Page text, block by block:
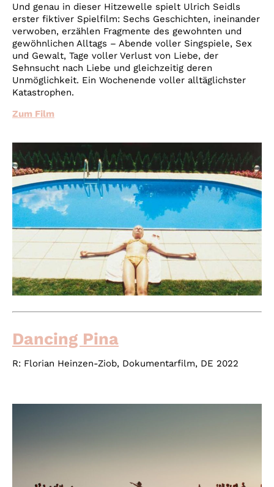
Und genau in dieser Hitzewelle spielt Ulrich Seidls
erster fiktiver Spielfilm: Sechs Geschichten, ineinander
verwoben, erzählen Fragmente des gewohnten und
gewöhnlichen Alltags – Abende voller Singspiele, Sex
und Gewalt, Tage voller Verlust von Liebe, der
Sehnsucht nach Liebe und gleichzeitig deren
Unmöglichkeit. Ein Wochenende voller alltäglichster
Katastrophen.
Zum Film
Dancing Pina
R: Florian Heinzen-Ziob, Dokumentarfilm, DE 2022